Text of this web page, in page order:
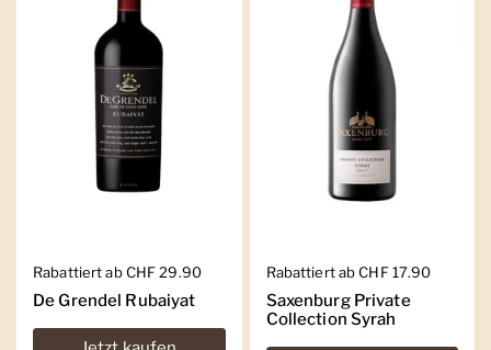
Regulärer Preis
Rabattiert ab CHF 29.90
De Grendel Rubaiyat
Regulärer Preis
Rabattiert ab CHF 17.90
Saxenburg Private
Collection Syrah